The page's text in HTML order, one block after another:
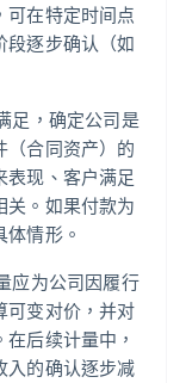
可在特定时间点
段逐步确认（如
足，确定公司是
（合同资产）的
表现、客户满足
关。如果付款为
情形。
应为公司因履行
可变对价，并对
后续计量中，
入的确认逐步减